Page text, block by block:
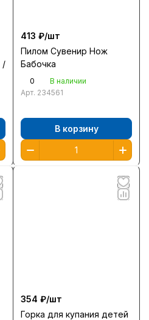
413 ₽/шт
Пилом Сувенир Нож
Бабочка
0
В наличии
Арт. 234561
В корзину
354 ₽/шт
Горка для купания детей